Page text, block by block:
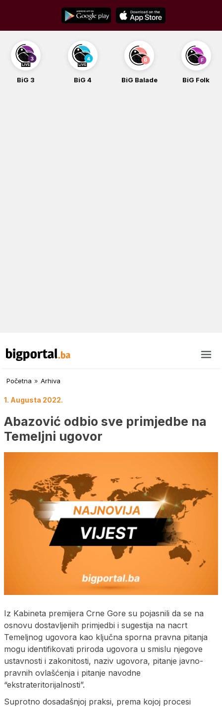
content
BiG 3 BiG 4 BiG Balade BiG Folk
Početna » Arhiva
1. Augusta 2022.
Abazović odbio sve primjedbe na
Temeljni ugovor
Iz Kabineta premijera Crne Gore su pojasnili da se na
osnovu dostavljenih primjedbi i sugestija na nacrt
Temeljnog ugovora kao ključna sporna pravna pitanja
mogu identifikovati priroda ugovora u smislu njegove
ustavnosti i zakonitosti, naziv ugovora, pitanje javno-
pravnih ovlašćenja i pitanje navodne
“ekstrateritorijalnosti”.
Suprotno dosadašnjoj praksi, prema kojoj procesi